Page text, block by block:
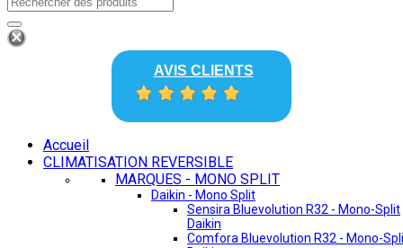
AVIS CLIENTS
Accueil
CLIMATISATION REVERSIBLE
MARQUES - MONO SPLIT
Daikin - Mono Split
Sensira Bluevolution R32 - Mono-Split
Daikin
Comfora Bluevolution R32 - Mono-